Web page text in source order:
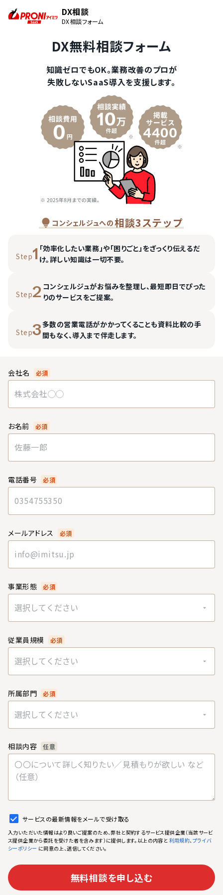
DX相談
DX相談フォーム
DX無料相談フォーム
知識ゼロでもOK。業務改善のプロが
失敗しないSaaS導入を支援します。
コンシェルジュへの相談3ステップ
Step1 「効率化したい業務」や「困りごと」をざっくり伝えるだ
け。詳しい知識は一切不要。
Step2 コンシェルジュがお悩みを整理し、最短即日でぴった
りのサービスをご提案。
Step3多数の営業電話がかかってくることも資料比較の手
間もなく、導入まで伴走します。
会社名 必須
お名前 必須
電話番号 必須
メールアドレス 必須
事業形態 必須
選択してください
従業員規模 必須
選択してください
所属部門 必須
選択してください
相談内容 任意
サービスの最新情報をメールで受け取る
入力いただいた情報はより良いご提案のため、弊社と契約するサービス提供企業（当該サービ
ス提供企業から委託を受けた者を含みます）に提供します。以上の内容と 利用規約、プライバ
シーポリシー に同意の上、送信してください。
無料相談を申し込む